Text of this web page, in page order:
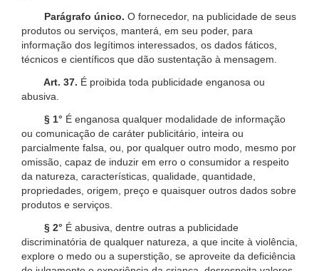
Parágrafo único. O fornecedor, na publicidade de seus
produtos ou serviços, manterá, em seu poder, para
informação dos legítimos interessados, os dados fáticos,
técnicos e científicos que dão sustentação à mensagem.
Art. 37. É proibida toda publicidade enganosa ou
abusiva.
§ 1° É enganosa qualquer modalidade de informação
ou comunicação de caráter publicitário, inteira ou
parcialmente falsa, ou, por qualquer outro modo, mesmo por
omissão, capaz de induzir em erro o consumidor a respeito
da natureza, características, qualidade, quantidade,
propriedades, origem, preço e quaisquer outros dados sobre
produtos e serviços.
§ 2° É abusiva, dentre outras a publicidade
discriminatória de qualquer natureza, a que incite à violência,
explore o medo ou a superstição, se aproveite da deficiência